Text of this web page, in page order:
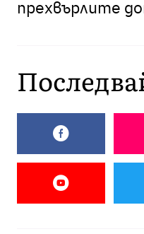
прехвърлите